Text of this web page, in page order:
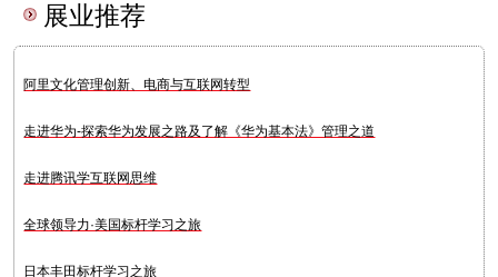
展业推荐
阿里文化管理创新、电商与互联网转型
走进华为-探索华为发展之路及了解《华为基本法》管理之道
走进腾讯学互联网思维
全球领导力·美国标杆学习之旅
日本丰田标杆学习之旅